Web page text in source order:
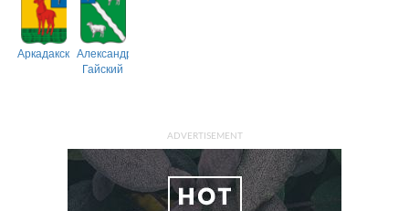
АркадакскийАлександрово-
Гайский
ADVERTISEMENT